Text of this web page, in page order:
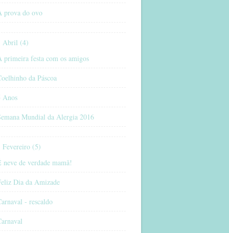
prova do ovo
Abril (4)
primeira festa com os amigos
da Páscoa
Anos
Mundial da Alergia 2016
Fevereiro (5)
neve de verdade mamã!
Dia da Amizade
- rescaldo